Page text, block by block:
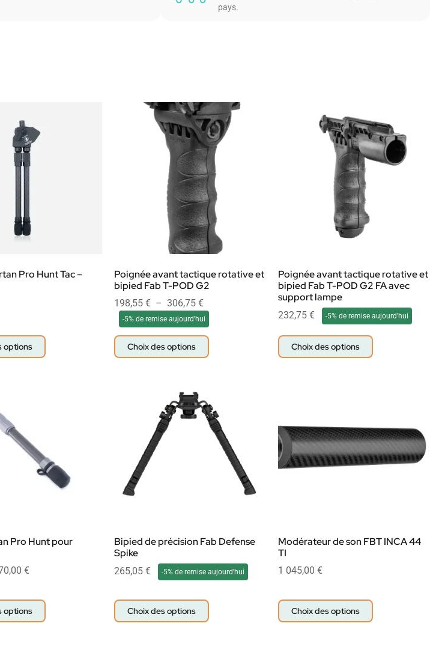
pays.
Pro Hunt Tac –
options
Poignée avant tactique rotative et
bipied Fab T-POD G2
198,55€ – 306,75€
-5% de remise aujourd'hui
Choix des options
Poignée avant tactique rotative et
bipied Fab T-POD G2 FA avec
support lampe
232,75€ -5% de remise aujourd'hui
Choix des options
Pro Hunt pour
€
options
Bipied de précision Fab Defense
Spike
265,05€ -5% de remise aujourd'hui
Choix des options
Modérateur de son FBT INCA 44
TI
1 045,00€
Choix des options